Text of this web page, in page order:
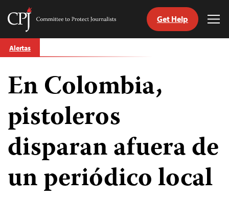
Skip
to
Committee
Journalists
Get Help
Alertas
En Colombia,
pistoleros
disparan afuera de
un periódico local